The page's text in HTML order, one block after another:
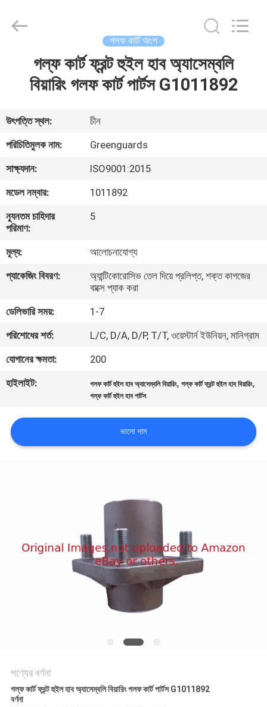
আমাদের
সম্পর্কে
কারখানা
ভ্রমণ
মান
নিয়ন্ত্রণ
যোগাযোগ
করুন
খবর
উদ্ধৃতির
জন্য
PRIVACY
Trading
গলফ কার্ট অংশ
গল্ফ কার্ট ফ্রন্ট হুইল হাব অ্যাসেম্বলি
বিয়ারিং গলফ কার্ট পার্টস G1011892
উৎপত্তি স্থল:
চীন
পরিচিতিমুলক নাম:
Greenguards
সাক্ষ্যদান:
ISO9001:2015
মডেল নম্বার:
1011892
ন্যূনতম চাহিদার
পরিমাণ:
5
মূল্য:
আলোচনাযোগ্য
প্যাকেজিং বিবরণ:
অ্যান্টিকোরোসিভ তেল দিয়ে প্রলিপ্ত, শক্ত কাগজের
বাক্সে প্যাক করা
ডেলিভারি সময়:
1-7
পরিশোধের শর্ত:
L/C, D/A, D/P, T/T, ওয়েস্টার্ন ইউনিয়ন, মানিগ্রাম
যোগানের ক্ষমতা:
200
হাইলাইট:
গলফ কার্ট হুইল হাব অ্যাসেম্বলি বিয়ারিং,গল্ফ কার্ট ফ্রন্ট হুইল হাব বিয়ারিং,
গল্ফ কার্ট হুইল হাব পার্টস
ভালো দাম
পণ্যের বর্ণনা
গল্ফ কার্ট ফ্রন্ট হুইল হাব অ্যাসেম্বলি বিয়ারিং গলফ কার্ট পার্টস G1011892
বর্ণনা